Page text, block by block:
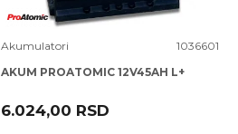
Akumulatori
1036601
AKUM PROATOMIC 12V45AH L+
6.024,00 RSD